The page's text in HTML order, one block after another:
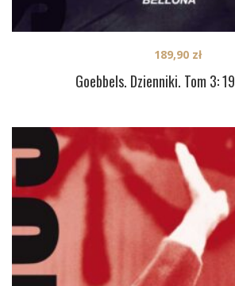
Goebbels. Dzienniki. Tom 3:
189,90 zł